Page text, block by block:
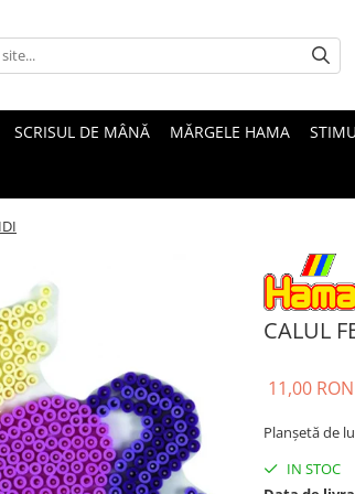
SCRISUL DE MÂNĂ MĂRGELE HAMA
CALUL
11,00 RON
Planșetă de
IN STOC